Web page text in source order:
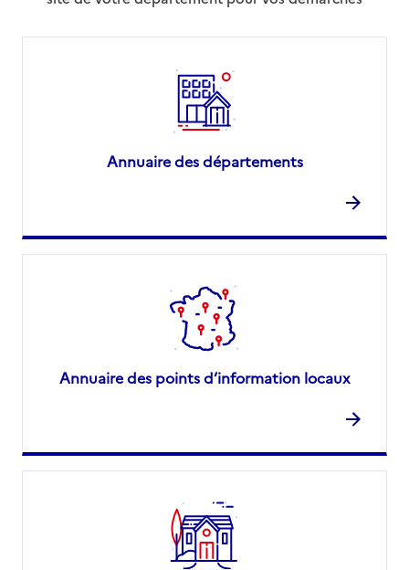
Annuaire des départements
Annuaire des points d’information locaux